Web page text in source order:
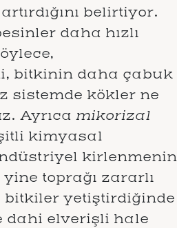
belirtiyor.
daha hızlı
bitkinin daha çabuk
sistemde kökler ne
Ayrıca mikorizal
kimyasal
kirlenmenin
toprağı zararlı
bitkiler yetiştirdiğinde
dahi elverişli hale